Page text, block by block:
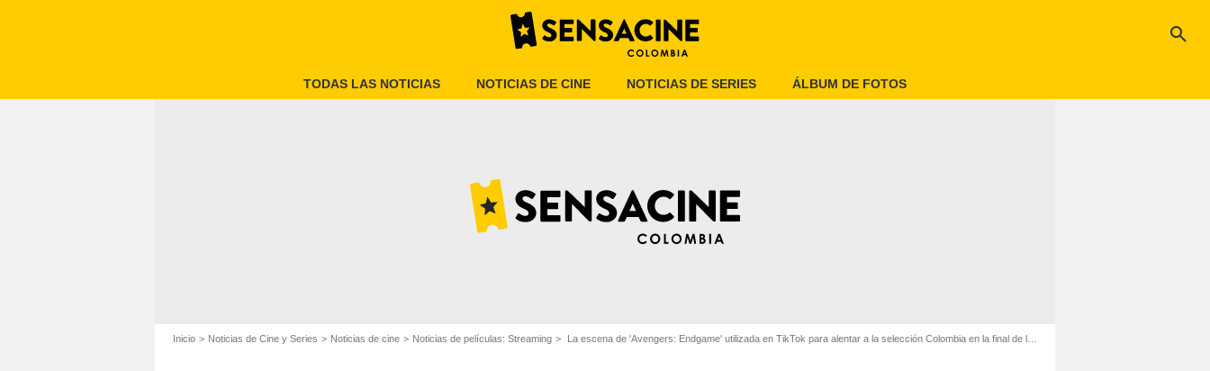
search
TODAS LAS NOTICIAS NOTICIAS DE CINE NOTICIAS DE SERIES ÁLBUM DE FOTOS
Inicio Noticias de Cine y Series Noticias de cine Noticias de películas: Streaming La escena de 'Avengers: Endgame' utilizada en TikTok para alentar a la selección Colombia en la final de la Copa América 2024